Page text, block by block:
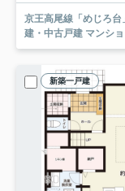
京王高尾線「めじろ台」駅徒
新築一戸建